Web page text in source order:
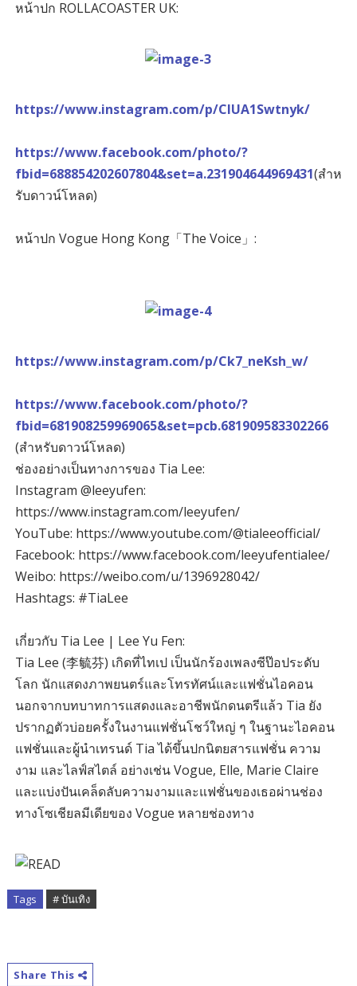
หน้าปก ROLLACOASTER UK:
https://www.instagram.com/p/ClUA1Swtnyk/
https://www.facebook.com/photo/?
fbid=688854202607804&set=a.231904644969431(สำห
รับดาวน์โหลด)
หน้าปก Vogue Hong Kong「The Voice」:
https://www.instagram.com/p/Ck7_neKsh_w/
https://www.facebook.com/photo/?
fbid=681908259969065&set=pcb.681909583302266
(สำหรับดาวน์โหลด)
ช่องอย่างเป็นทางการของ Tia Lee:
Instagram @leeyufen:
https://www.instagram.com/leeyufen/
YouTube: https://www.youtube.com/@tialeeofficial/
Facebook: https://www.facebook.com/leeyufentialee/
Weibo: https://weibo.com/u/1396928042/
Hashtags: #TiaLee
เกี่ยวกับ Tia Lee | Lee Yu Fen:
Tia Lee (李毓芬) เกิดที่ไทเป เป็นนักร้องเพลงซีป๊อประดับ
โลก นักแสดงภาพยนตร์และโทรทัศน์และแฟชั่นไอคอน
นอกจากบทบาทการแสดงและอาชีพนักดนตรีแล้ว Tia ยัง
ปรากฏตัวบ่อยครั้งในงานแฟชั่นโชว์ใหญ่ ๆ ในฐานะไอคอน
แฟชั่นและผู้นำเทรนด์ Tia ได้ขึ้นปกนิตยสารแฟชั่น ความ
งาม และไลฟ์สไตล์ อย่างเช่น Vogue, Elle, Marie Claire
และแบ่งปันเคล็ดลับความงามและแฟชั่นของเธอผ่านช่อง
ทางโซเชียลมีเดียของ Vogue หลายช่องทาง
Tags # บันเทิง
Share This